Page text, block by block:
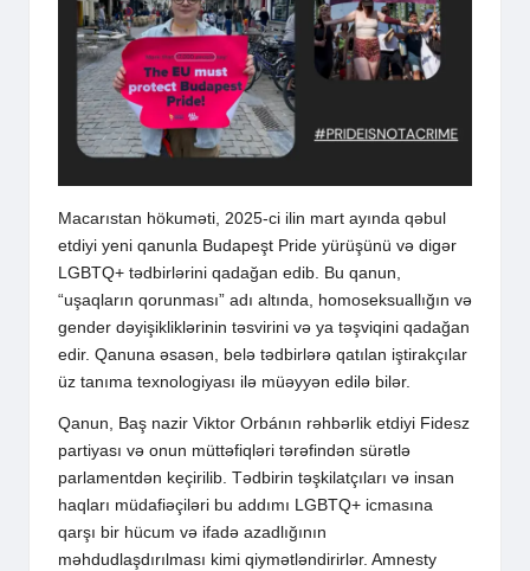
Macarıstan hökuməti, 2025-ci ilin mart ayında qəbul
etdiyi yeni qanunla Budapeşt Pride yürüşünü və digər
LGBTQ+ tədbirlərini qadağan edib. Bu qanun,
“uşaqların qorunması” adı altında, homoseksuallığın və
gender dəyişikliklərinin təsvirini və ya təşviqini qadağan
edir. Qanuna əsasən, belə tədbirlərə qatılan iştirakçılar
üz tanıma texnologiyası ilə müəyyən edilə bilər.
Qanun, Baş nazir Viktor Orbánın rəhbərlik etdiyi Fidesz
partiyası və onun müttəfiqləri tərəfindən sürətlə
parlamentdən keçirilib. Tədbirin təşkilatçıları və insan
haqları müdafiəçiləri bu addımı LGBTQ+ icmasına
qarşı bir hücum və ifadə azadlığının
məhdudlaşdırılması kimi qiymətləndirirlər. Amnesty